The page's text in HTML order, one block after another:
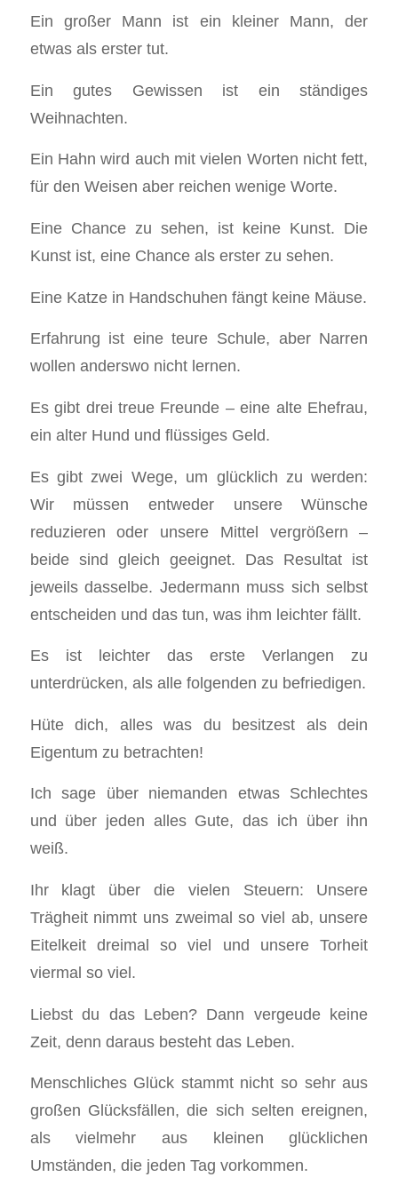
Ein großer Mann ist ein kleiner Mann, der
etwas als erster tut.
Ein gutes Gewissen ist ein ständiges
Weihnachten.
Ein Hahn wird auch mit vielen Worten nicht fett,
für den Weisen aber reichen wenige Worte.
Eine Chance zu sehen, ist keine Kunst. Die
Kunst ist, eine Chance als erster zu sehen.
Eine Katze in Handschuhen fängt keine Mäuse.
Erfahrung ist eine teure Schule, aber Narren
wollen anderswo nicht lernen.
Es gibt drei treue Freunde – eine alte Ehefrau,
ein alter Hund und flüssiges Geld.
Es gibt zwei Wege, um glücklich zu werden:
Wir müssen entweder unsere Wünsche
reduzieren oder unsere Mittel vergrößern –
beide sind gleich geeignet. Das Resultat ist
jeweils dasselbe. Jedermann muss sich selbst
entscheiden und das tun, was ihm leichter fällt.
Es ist leichter das erste Verlangen zu
unterdrücken, als alle folgenden zu befriedigen.
Hüte dich, alles was du besitzest als dein
Eigentum zu betrachten!
Ich sage über niemanden etwas Schlechtes
und über jeden alles Gute, das ich über ihn
weiß.
Ihr klagt über die vielen Steuern: Unsere
Trägheit nimmt uns zweimal so viel ab, unsere
Eitelkeit dreimal so viel und unsere Torheit
viermal so viel.
Liebst du das Leben? Dann vergeude keine
Zeit, denn daraus besteht das Leben.
Menschliches Glück stammt nicht so sehr aus
großen Glücksfällen, die sich selten ereignen,
als vielmehr aus kleinen glücklichen
Umständen, die jeden Tag vorkommen.